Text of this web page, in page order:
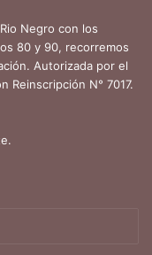
Negro con los
80 y 90, recorremos
Autorizada por el
Reinscripción N° 7017.